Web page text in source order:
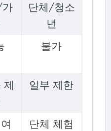
단체/청소
년
불가
제
일부 제한
단체 체험